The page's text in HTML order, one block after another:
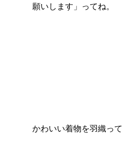
願いします」ってね。
かわいい着物を羽織って